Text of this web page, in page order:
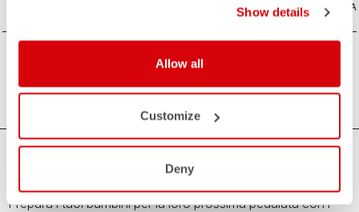
Show details
Allow all
Customize
Deny
CONFRONTA
Abbigliamento da ciclismo da bambino
Prepara i tuoi bambini per la loro prossima pedalata con i